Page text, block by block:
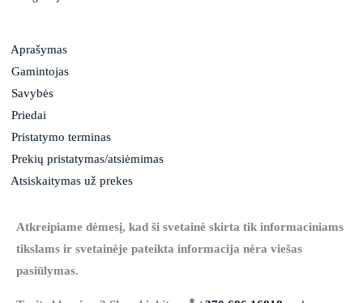
Aprašymas
Gamintojas
Savybės
Priedai
Pristatymo terminas
Prekių pristatymas/atsiėmimas
Atsiskaitymas už prekes
Atkreipiame dėmesį, kad ši svetainė skirta tik informaciniams
tikslams ir svetainėje pateikta informacija nėra viešas
pasiūlymas.